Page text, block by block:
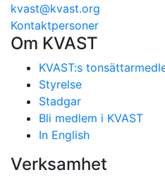
kvast@kvast.org
Kontaktpersoner
Om KVAST
KVAST:s
Styrelse
Stadgar
Bli medlem i KVAST
In English
Verksamhet